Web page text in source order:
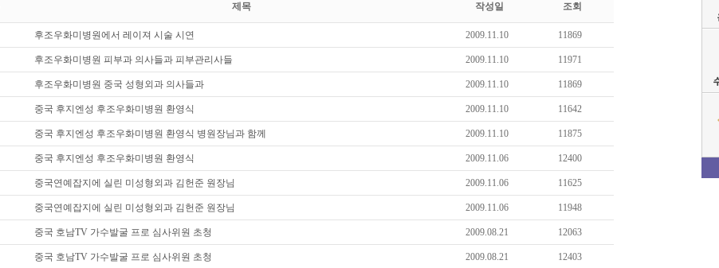
제목 작성일 조회
후조우화미병원에서 레이져 시술 시연 2009.11.10 11869
후조우화미병원 피부과 의사들과 피부관리사들 2009.11.10 11971
후조우화미병원 중국 성형외과 의사들과 2009.11.10 11869
중국 후지엔성 후조우화미병원 환영식 2009.11.10 11642
중국 후지엔성 후조우화미병원 환영식 병원장님과 함께 2009.11.10 11875
중국 후지엔성 후조우화미병원 환영식 2009.11.06 12400
중국연예잡지에 실린 미성형외과 김헌준 원장님 2009.11.06 11625
중국연예잡지에 실린 미성형외과 김헌준 원장님 2009.11.06 11948
중국 호남TV 가수발굴 프로 심사위원 초청 2009.08.21 12063
중국 호남TV 가수발굴 프로 심사위원 초청 2009.08.21 12403